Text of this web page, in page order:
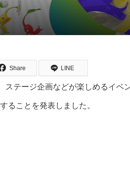
Share LINE
テージ企画などが楽しめるイベ
ることを発表しました。